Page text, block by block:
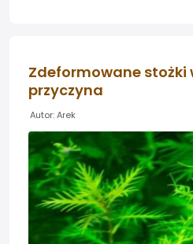
Zdeformowane stożki
przyczyna
Autor: Arek